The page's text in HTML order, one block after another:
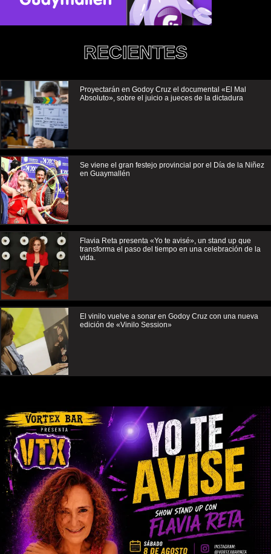
RECIENTES
Proyectarán en Godoy Cruz el documental «El Mal
Absoluto», sobre el juicio a jueces de la dictadura
Se viene el gran festejo provincial por el Día de la Niñez
en Guaymallén
Flavia Reta presenta «Yo te avisé», un stand up que
transforma el paso del tiempo en una celebración de la
vida.
El vinilo vuelve a sonar en Godoy Cruz con una nueva
edición de «Vinilo Session»